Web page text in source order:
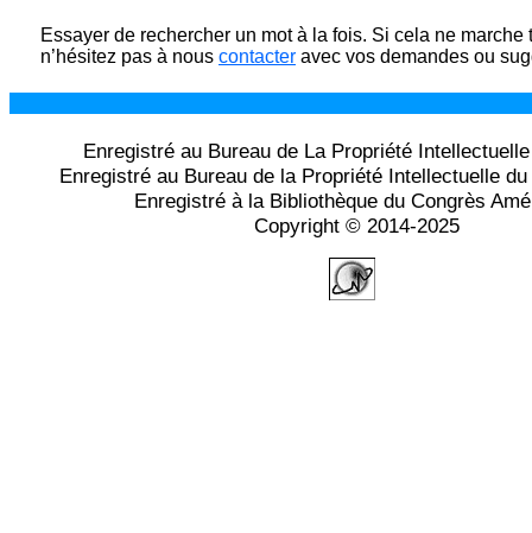
Essayer de rechercher un mot à la fois. Si cela ne marche
n’hésitez pas à nous contacter avec vos demandes ou
Enregistré au Bureau de La Propriété
Enregistré au Bureau de la Propriété Intellectuelle
Enregistré à la Bibliothèque du Congrès
Copyright © 2014-2025